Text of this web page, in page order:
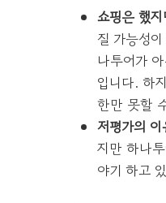
쇼핑은 했
질 가능성
나투어가
입니다. 하
한만 못할
저평가의
지만 하나
야기 하고